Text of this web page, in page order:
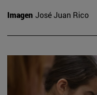
Imagen José Juan Rico